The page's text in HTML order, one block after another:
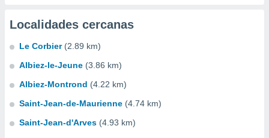
Localidades cercanas
Le Corbier (2.89 km)
Albiez-le-Jeune (3.86 km)
Albiez-Montrond (4.22 km)
Saint-Jean-de-Maurienne (4.74 km)
Saint-Jean-d'Arves (4.93 km)